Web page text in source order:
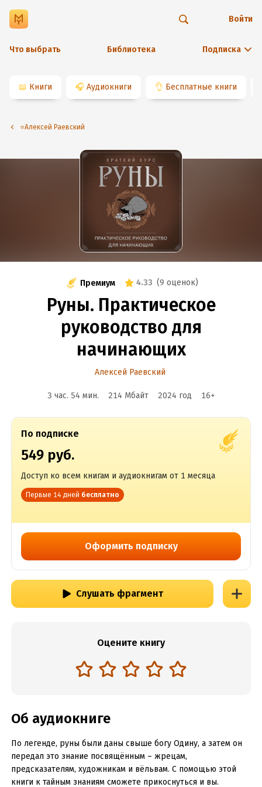
Что выбрать Библиотека Подписка
Войти
📖 Книги 🎧 Аудиокниги 👌 Бесплатные книги
⭐️Алексей Раевский
Премиум 4.33 (9 оценок)
Руны. Практическое
руководство для
начинающих
Алексей Раевский
3 час. 54 мин. 214 Мбайт 2024 год 16+
По подписке
549 руб.
Доступ ко всем книгам и аудиокнигам от 1 месяца
Первые 14 дней бесплатно
Оформить подписку
Слушать фрагмент
Оцените книгу
Об аудиокниге
По легенде, руны были даны свыше богу Одину, а затем он
передал это знание посвящённым – жрецам,
предсказателям, художникам и вёльвам. С помощью этой
книги к тайным знаниям сможете прикоснуться и вы.